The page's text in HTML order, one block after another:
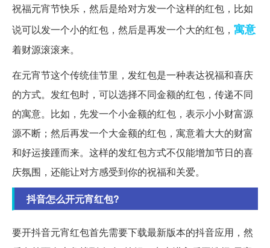
祝福元宵节快乐，然后是给对方发一个这样的红包，比如
说可以发一个小的红包，然后是再发一个大的红包， 寓意
着财源滚滚来。
在元宵节这个传统佳节里，发红包是一种表达祝福和喜庆
的方式。发红包时，可以选择不同金额的红包，传递不同
的寓意。比如，先发一个小金额的红包，表示小小财富源
源不断；然后再发一个大金额的红包，寓意着大大的财富
和好运接踵而来。这样的发红包方式不仅能增加节日的喜
庆氛围，还能让对方感受到你的祝福和关爱。
抖音怎么开元宵红包?
要开抖音元宵红包首先需要下载最新版本的抖音应用，然